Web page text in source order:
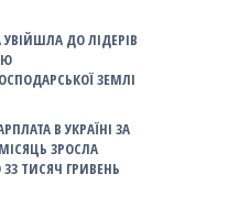
ДО ЛІДЕРІВ
ЗЕМЛІ
В УКРАЇНІ ЗА
ЗРОСЛА
ТИСЯЧ ГРИВЕНЬ